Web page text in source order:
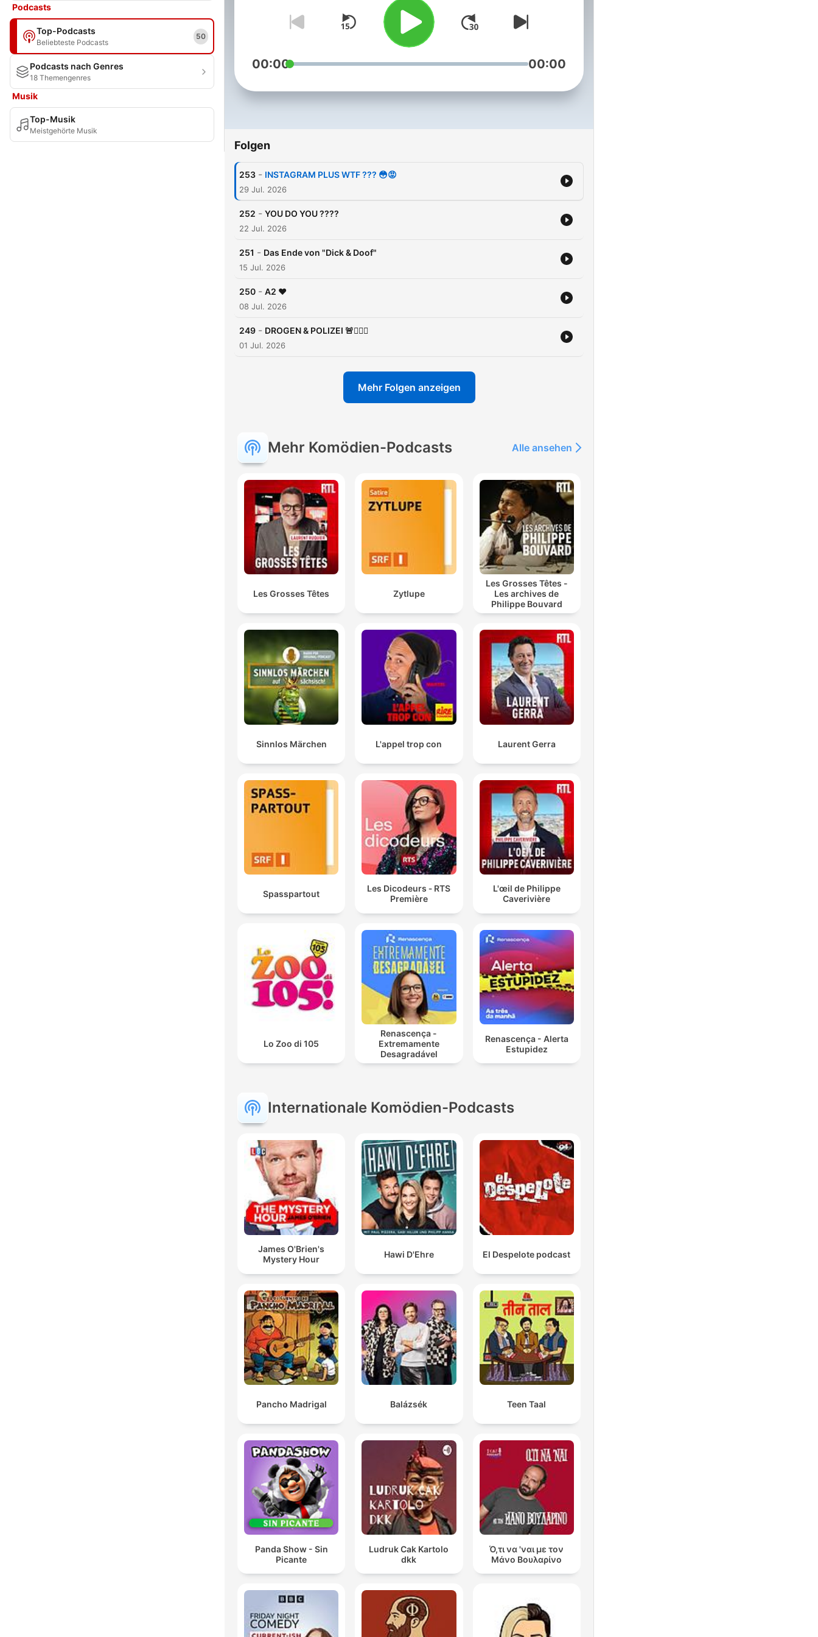
Podcasts
Top-Podcasts
Beliebteste Podcasts
50
Podcasts nach Genres
18 Themengenres
Musik
Top-Musik
Meistgehörte Musik
https://linktr.ee/dick_und_doof
+++ +++ Die Videos zum
Podcast bekommst Du
hier: https://on.rtlplus.com/24/dickunddoof
Produktion im Auftrag von
Projektmanagement &
Flor Partnermanagement:
Producer: Christian Schalt +++
00:00 00:00
Folgen
253 - INSTAGRAM PLUS WTF ??? 😳😡
29 Jul. 2026
252 - YOU DO YOU ????
22 Jul. 2026
251 - Das Ende von "Dick & Doof"
15 Jul. 2026
250 - A2 ♥️
08 Jul. 2026
249 - DROGEN & POLIZEI 🚨👮🏼‍♂️
01 Jul. 2026
Mehr Folgen anzeigen
Mehr Komödien-Podcasts Alle ansehen
Les Grosses Têtes Zytlupe
Les Grosses Têtes -
Les archives de
Philippe Bouvard
Sinnlos Märchen L'appel trop con Laurent Gerra
Spasspartout
Les Dicodeurs ‐ RTS
Première
L'œil de Philippe
Caverivière
Lo Zoo di 105
Renascença -
Extremamente
Desagradável
Renascença - Alerta
Estupidez
Internationale Komödien-Podcasts
James O'Brien's
Mystery Hour
Hawi D'Ehre El Despelote podcast
Pancho Madrigal Balázsék Teen Taal
Panda Show - Sin
Picante
Ludruk Cak Kartolo
dkk
Ό,τι να 'ναι με τον
Μάνο Βουλαρίνο